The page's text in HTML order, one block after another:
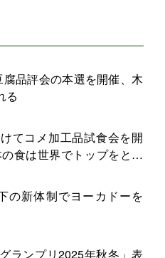
腐品評会の本選を開催、木
る
てコメ加工品試食会を開
食は世界でトップをとれ
出需要の拡大を」
の新体制でヨーカドーを
ランプリ2025年秋冬」表